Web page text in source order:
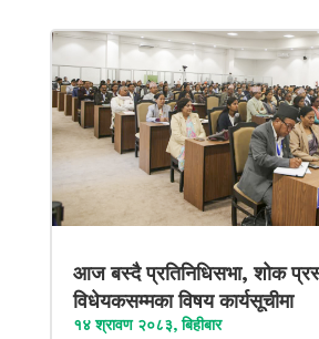
आज बस्दै प्रतिनिधिसभा, शोक
विधेयकसम्मका विषय कार्यसूचीमा
१४ श्रावण २०८३, बिहीबार